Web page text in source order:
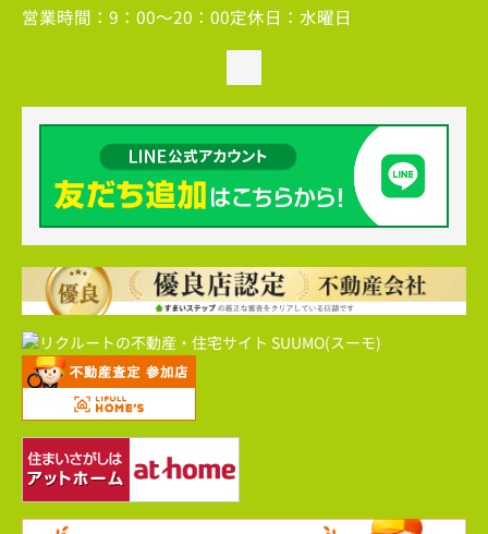
営業時間： 9：00～20：00定休日： 水曜日